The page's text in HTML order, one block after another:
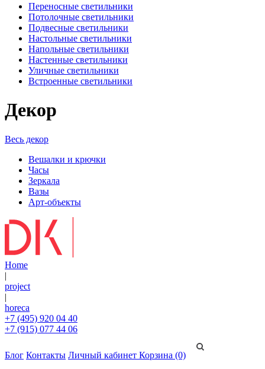
Переносные светильники
Потолочные светильники
Подвесные светильники
Настольные светильники
Напольные светильники
Настенные светильники
Уличные светильники
Встроенные светильники
Декор
Весь декор
Вешалки и крючки
Часы
Зеркала
Вазы
Арт-объекты
Home
|
project
|
horeca
+7 (495) 920 04 40
+7 (915) 077 44 06
Блог Контакты Личный кабинет Корзина (0)